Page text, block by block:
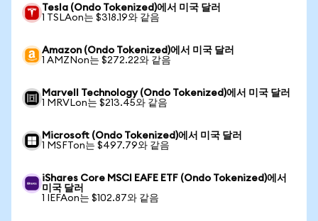
Tesla (Ondo Tokenized)에서 미국 달러
1 TSLAon는 $318.19와 같음
Amazon (Ondo Tokenized)에서 미국 달러
1 AMZNon는 $272.22와 같음
Marvell Technology (Ondo Tokenized)에서 미국 달러
1 MRVLon는 $213.45와 같음
Microsoft (Ondo Tokenized)에서 미국 달러
1 MSFTon는 $497.79와 같음
iShares Core MSCI EAFE ETF (Ondo Tokenized)에서
미국 달러
1 IEFAon는 $102.87와 같음